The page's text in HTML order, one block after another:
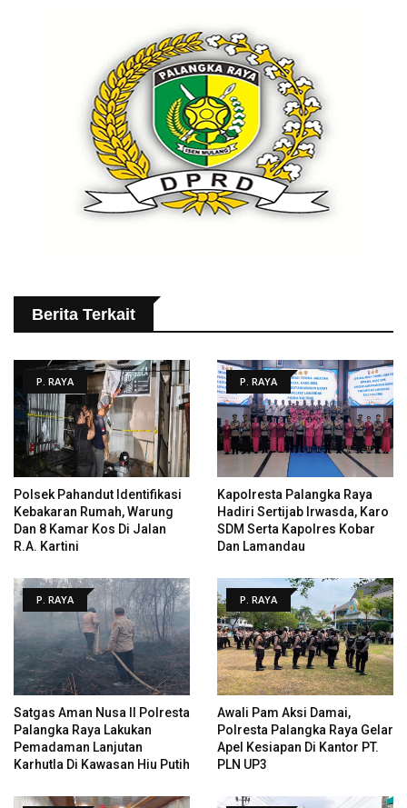
Berita Terkait
P. RAYA
Polsek Pahandut Identifikasi
Kebakaran Rumah, Warung
Dan 8 Kamar Kos Di Jalan
R.A. Kartini
P. RAYA
Kapolresta Palangka Raya
Hadiri Sertijab Irwasda, Karo
SDM Serta Kapolres Kobar
Dan Lamandau
P. RAYA
Satgas Aman Nusa II Polresta
Palangka Raya Lakukan
Pemadaman Lanjutan
Karhutla Di Kawasan Hiu Putih
P. RAYA
Awali Pam Aksi Damai,
Polresta Palangka Raya Gelar
Apel Kesiapan Di Kantor PT.
PLN UP3